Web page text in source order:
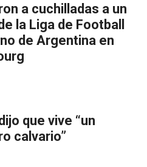
a cuchilladas a un
la Liga de Football
de Argentina en
que vive “un
calvario”